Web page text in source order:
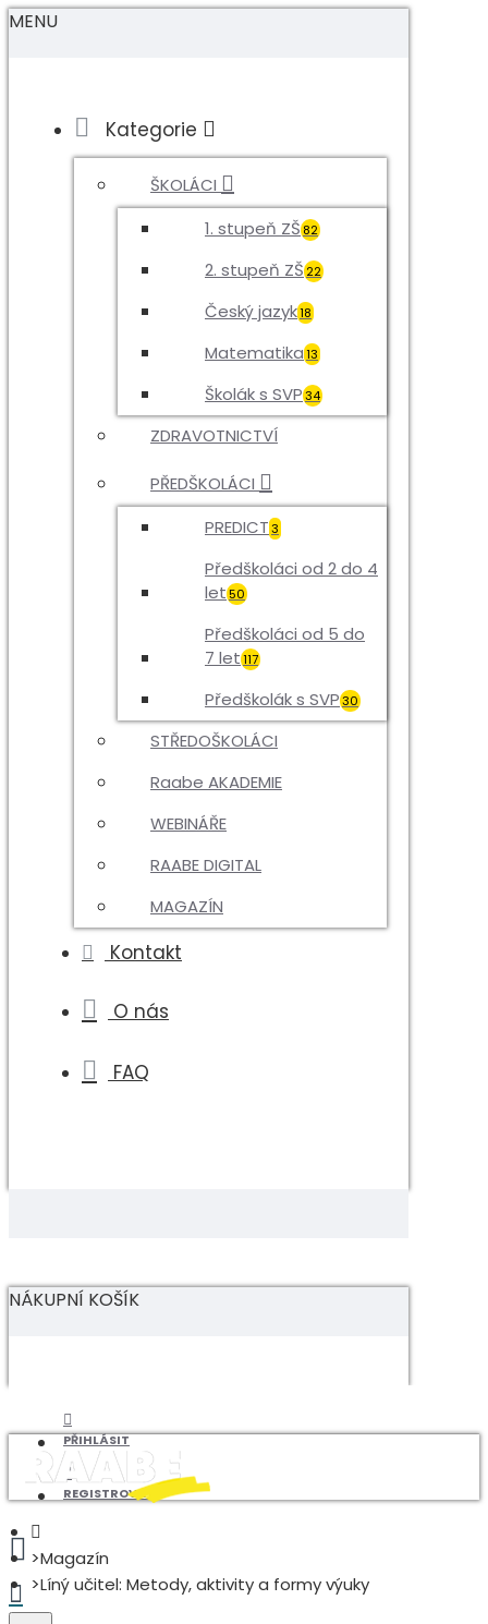
MENU
Kategorie
ŠKOLÁCI
1. stupeň ZŠ 82
2. stupeň ZŠ 22
Český jazyk18
Matematika13
Školák s SVP34
ZDRAVOTNICTVÍ
PŘEDŠKOLÁCI
PREDICT3
Předškoláci od 2 do 4
let50
Předškoláci od 5 do
7 let117
Předškolák s SVP30
STŘEDOŠKOLÁCI
Raabe AKADEMIE
WEBINÁŘE
RAABE DIGITAL
MAGAZÍN
Kontakt
O nás
FAQ
NÁKUPNÍ KOŠÍK
PŘIHLÁSIT
REGISTROVAT
Magazín
Líný učitel: Metody, aktivity a formy výuky